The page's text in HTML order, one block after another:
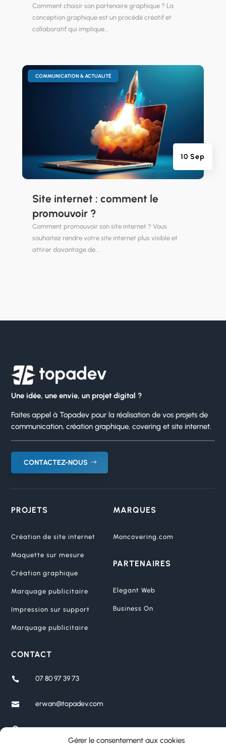
Gérer le consentement aux cookies
Comment choisir son partenaire graphique ? La
conception graphique est un procédé créatif et
collaboratif qui implique...
Site internet : comment le
promouvoir ?
10 Sep
COMMUNICATION & ACTUALITÉ
Comment promouvoir son site internet ? Vous
souhaitez rendre votre site internet plus visible et
attirer davantage de...
Une idée, une envie, un projet digital ?
Faites appel à Topadev pour la réalisation de vos projets de
communication, création graphique, covering et site internet.
CONTACTEZ-NOUS
PROJETS
Création de site internet
Maquette sur mesure
Création graphique
Marquage publicitaire
Impression sur support
Marquage publicitaire
CONTACT
 07 80 97 39 73
 erwan@topadev.com

Seine-et-Marne
MARQUES
Moncovering.com
PARTENAIRES
Elegant Web
Business On